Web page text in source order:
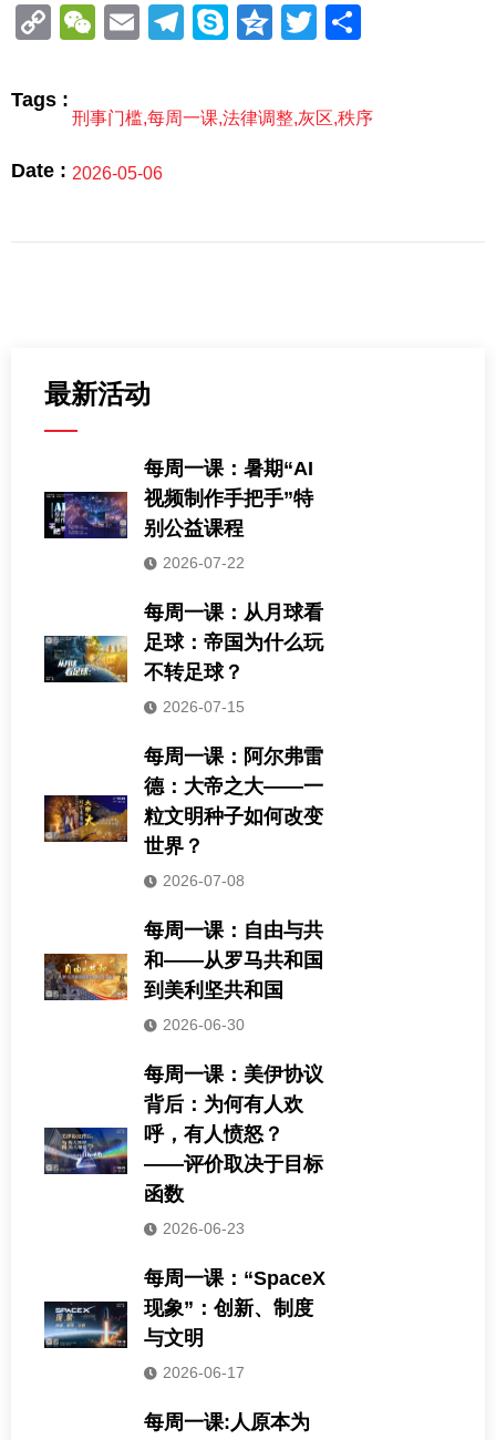
CopyWeChat
EmailTelegram
SkypeQzoneTwitter
Tags :
刑事门槛,每周一课,法律调整,灰区,秩序
Date : 2026-05-06
最新活动
每周一课：暑期“AI
视频制作手把手”特
别公益课程
2026-07-22
每周一课：从月球看
足球：帝国为什么玩
不转足球？
2026-07-15
每周一课：阿尔弗雷
德：大帝之大——一
粒文明种子如何改变
世界？
2026-07-08
每周一课：自由与共
和——从罗马共和国
到美利坚共和国
2026-06-30
每周一课：美伊协议
背后：为何有人欢
呼，有人愤怒？
——评价取决于目标
函数
2026-06-23
每周一课：“SpaceX
现象”：创新、制度
与文明
2026-06-17
每周一课:人原本为